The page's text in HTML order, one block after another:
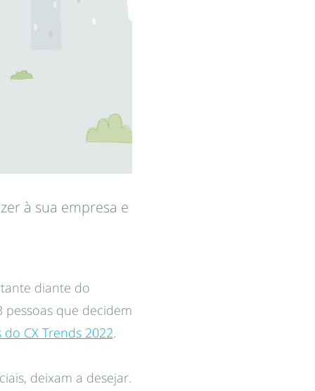
à sua empresa e
diante do
pessoas que decidem
CX Trends 2022.
deixam a desejar.